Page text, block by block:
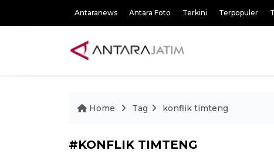
Antaranews Antara Foto Terkini Terpopuler
Home Tag konflik timteng
#KONFLIK TIMTENG